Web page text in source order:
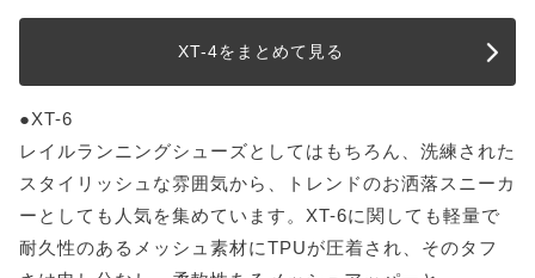
XT-4をまとめて見る
●XT-6
レイルランニングシューズとしてはもちろん、洗練された
スタイリッシュな雰囲気から、トレンドのお洒落スニーカ
ーとしても人気を集めています。XT-6に関しても軽量で
耐久性のあるメッシュ素材にTPUが圧着され、そのタフ